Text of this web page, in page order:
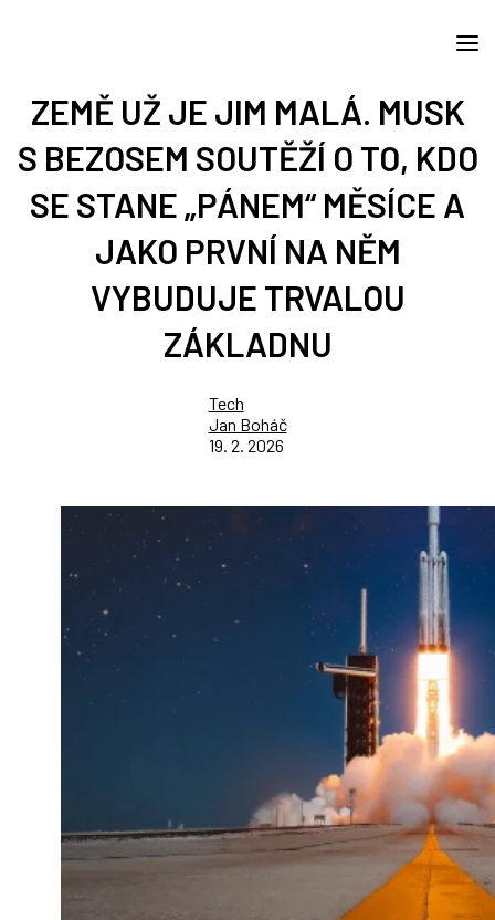
ZEMĚ UŽ JE JIM MALÁ. MUSK
S BEZOSEM SOUTĚŽÍ O TO, KDO
SE STANE „PÁNEM“ MĚSÍCE A
JAKO PRVNÍ NA NĚM
VYBUDUJE TRVALOU
ZÁKLADNU
Tech
Jan Boháč
19. 2. 2026